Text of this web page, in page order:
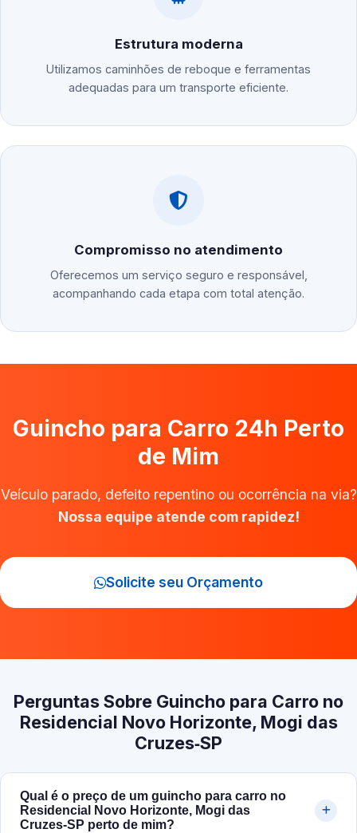
Estrutura moderna
Utilizamos caminhões de reboque e ferramentas
adequadas para um transporte eficiente.
Compromisso no atendimento
Oferecemos um serviço seguro e responsável,
acompanhando cada etapa com total atenção.
Guincho para Carro 24h Perto
de Mim
Veículo parado, defeito repentino ou ocorrência na via?
Nossa equipe atende com rapidez!
Solicite seu Orçamento
Perguntas Sobre Guincho para Carro no
Residencial Novo Horizonte, Mogi das
Cruzes‑SP
Qual é o preço de um guincho para carro no
Residencial Novo Horizonte, Mogi das
Cruzes‑SP perto de mim?